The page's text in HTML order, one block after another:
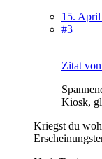
15. April
#3
Zitat von
Kiosk,
Kriegst du